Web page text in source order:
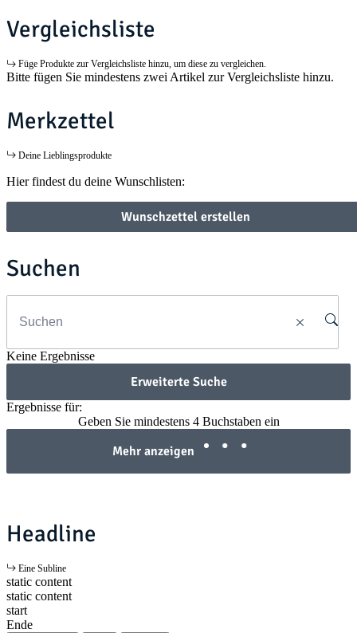
Vergleichsliste
Füge Produkte zur Vergleichsliste hinzu, um diese zu vergleichen.
Bitte fügen Sie mindestens zwei Artikel zur Vergleichsliste hinzu.
Merkzettel
Deine Lieblingsprodukte
Hier findest du deine Wunschlisten:
Wunschzettel erstellen
Suchen
Keine Ergebnisse
Erweiterte Suche
Ergebnisse für:
Geben Sie mindestens 4 Buchstaben ein
Mehr anzeigen
Headline
Eine Subline
static content
static content
start
Ende